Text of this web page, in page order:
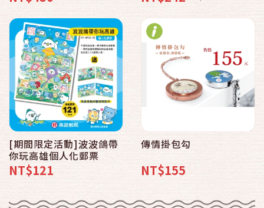
[期間限定活動]波波鴿帶
你玩高雄個人化郵票
NT$121
傳情掛包勾
NT$155